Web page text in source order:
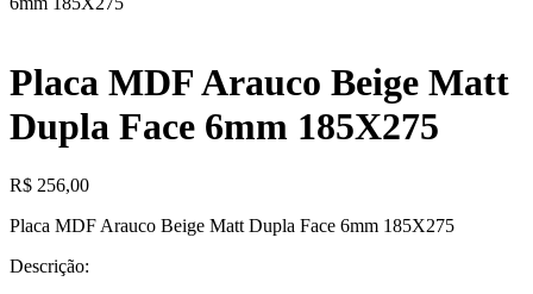
Placa MDF Arauco Beige Matt
Dupla Face 6mm 185X275
R$ 256,00
Placa MDF Arauco Beige Matt Dupla Face 6mm 185X275
Descrição: